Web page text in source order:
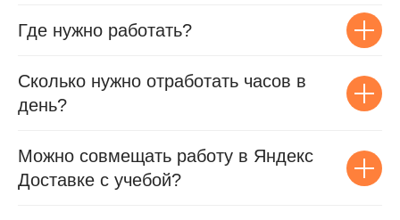
Где нужно работать?
Сколько нужно отработать часов в
день?
Можно совмещать работу в Яндекс
Доставке с учебой?